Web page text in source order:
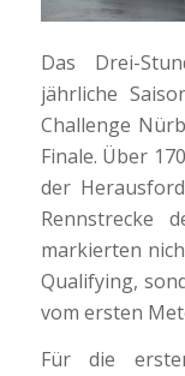
Das Drei-
jährliche
Challenge
Finale. Über
der
Rennstrecke
markierten
Qualifying,
vom ersten
Für die